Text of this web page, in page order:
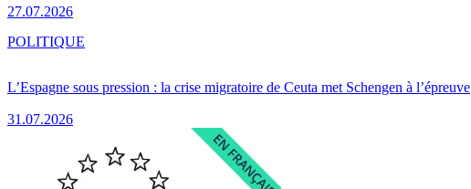
27.07.2026
L’Espagne sous pression : la crise migratoire de Ceuta met Schengen à l’épreuve
31.07.2026
POLITIQUE